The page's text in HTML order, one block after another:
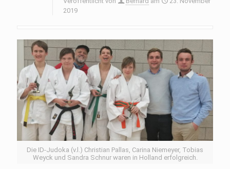
2019
Die ID-Judoka (v.l.) Christian Pallas, Carina Niemeyer, Tobias
Weyck und Sandra Schnur waren in Holland erfolgreich.